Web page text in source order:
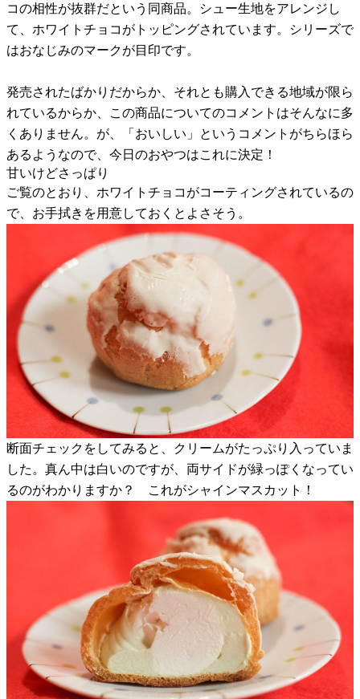
コの相性が抜群だという同商品。シュー生地をアレンジし
て、ホワイトチョコがトッピングされています。シリーズで
はおなじみのマークが目印です。
発売されたばかりだからか、それとも購入できる地域が限ら
れているからか、この商品についてのコメントはそんなに多
くありません。が、「おいしい」というコメントがちらほら
あるようなので、今日のおやつはこれに決定！
甘いけどさっぱり
ご覧のとおり、ホワイトチョコがコーティングされているの
で、お手拭きを用意しておくとよさそう。
断面チェックをしてみると、クリームがたっぷり入っていま
した。真ん中は白いのですが、両サイドが緑っぽくなってい
るのがわかりますか？ これがシャインマスカット！